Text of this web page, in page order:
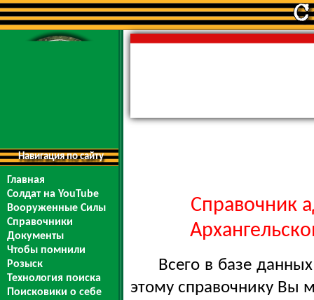
Навигация по сайту
Главная
Солдат на YouTube
Вооруженные Силы
Справочники
Документы
Чтобы помнили
Розыск
Технология поиска
Поисковики о себе
Справочник
Всего в базе
этому справочнику Вы